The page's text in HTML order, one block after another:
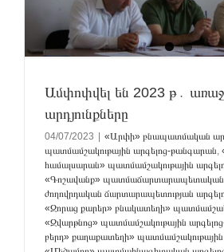
Ամփոփվել են 2023 թ․
արդյունքները
04/07/2023 | «Արփի» բնապատմական
պատմամշակութային արգելոց-թանգարան
համալսարան» պատմամշակութային
«Գոշավանք» պատմաճարտարապետական
ժողովրդական ճարտարապետության
«Զորաց քարեր» բնակատեղի»
«Զվարթնոց» պատմամշակութային
բերդ» քաղաքատեղի» պատմամշակութային